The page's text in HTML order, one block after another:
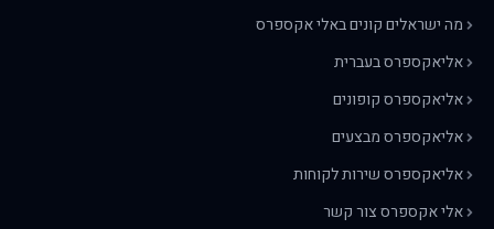
מה ישראלים קונים באלי אקספרס
אליאקספרס בעברית
אליאקספרס קופונים
אליאקספרס מבצעים
אליאקספרס שירות לקוחות
אלי אקספרס צור קשר